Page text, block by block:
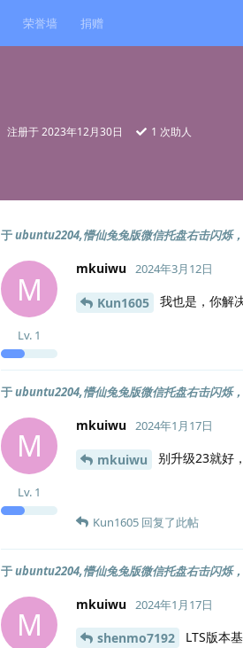
荣誉墙 捐赠
注册于2023年12月30日 1 次助人
于ubuntu2204,懵仙兔兔版微信托盘右击闪烁
M
mkuiwu
Lv. 1
2024年3月12日
Kun1605 我也是，你解
于ubuntu2204,懵仙兔兔版微信托盘右击闪烁
M
mkuiwu
Lv. 1
2024年1月17日
mkuiwu 别升级23就好
Kun1605 回复了此帖
于ubuntu2204,懵仙兔兔版微信托盘右击闪烁
M
mkuiwu 2024年1月17日
shenmo7192
LTS版本